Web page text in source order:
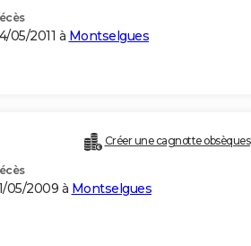
05/2011 à Montselgues
Créer une cagnotte obsèques
05/2009 à Montselgues